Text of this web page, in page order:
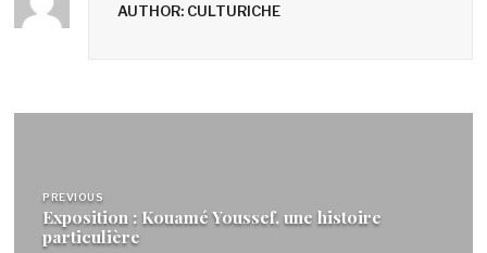
AUTHOR: CULTURICHE
de
l’article
PREVIOUS
Exposition : Kouamé Youssef, une histoire
particulière